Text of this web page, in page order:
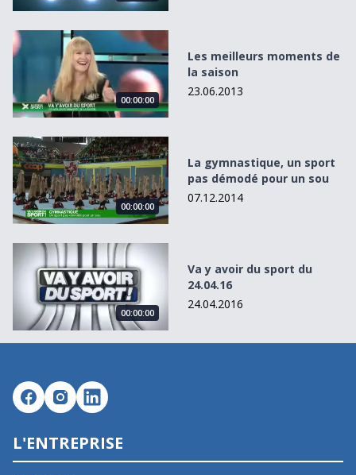
Les meilleurs moments de la saison
00:00:00
Les meilleurs moments de
la saison
23.06.2013
La gymnastique, un sport pas démodé pour un sou
00:00:00
La gymnastique, un sport
pas démodé pour un sou
07.12.2014
Va y avoir du sport du 24.04.16
00:00:00
Va y avoir du sport du
24.04.16
24.04.2016
L'ENTREPRISE